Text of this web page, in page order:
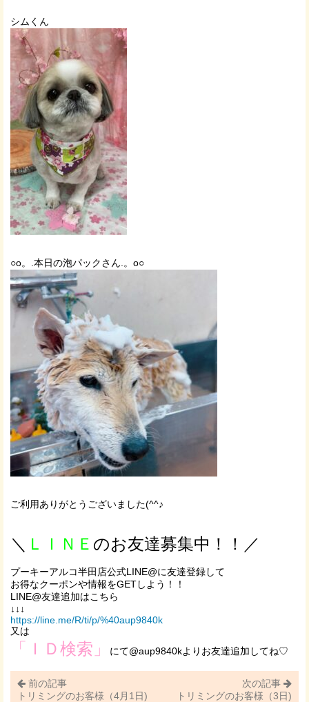
シムくん
○o。.本日の泡パックさん.。o○
ご利用ありがとうございました(^^♪
＼ ＬＩＮＥ のお友達募集中！！／
プーキーアルコ半田店公式LINE@に友達登録して
お得なクーポンや情報をGETしよう！！
LINE@友達追加はこちら
↓↓↓
https://line.me/R/ti/p/%40aup9840k
又は
「ＩＤ検索」 にて@aup9840kよりお友達追加してね♡
前の記事
トリミングのお客様（4月1日)
次の記事
トリミングのお客様（3日)